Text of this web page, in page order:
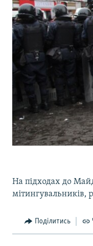
На підходах до
Поділитись